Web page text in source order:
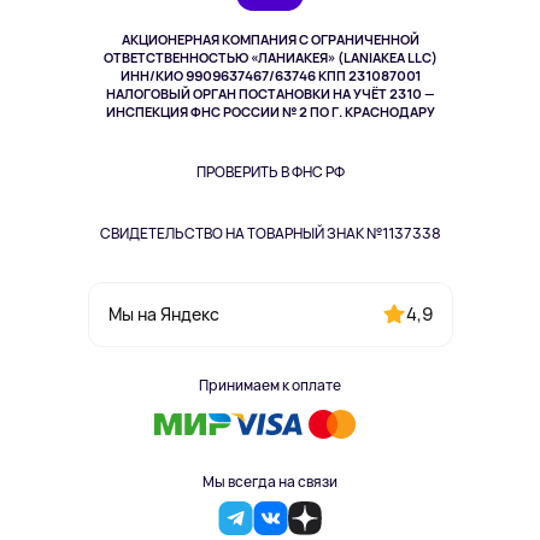
АКЦИОНЕРНАЯ КОМПАНИЯ С ОГРАНИЧЕННОЙ
ОТВЕТСТВЕННОСТЬЮ «ЛАНИАКЕЯ» (LANIAKEA LLC)
ИНН/КИО 9909637467/63746 КПП 231087001
НАЛОГОВЫЙ ОРГАН ПОСТАНОВКИ НА УЧЁТ 2310 —
ИНСПЕКЦИЯ ФНС РОССИИ № 2 ПО Г. КРАСНОДАРУ
ПРОВЕРИТЬ В ФНС РФ
СВИДЕТЕЛЬСТВО НА ТОВАРНЫЙ ЗНАК №1137338
Мы на Яндекс 4,9
Принимаем к оплате
Мы всегда на связи
Здоровье питомцев
Одежда и аксессуары